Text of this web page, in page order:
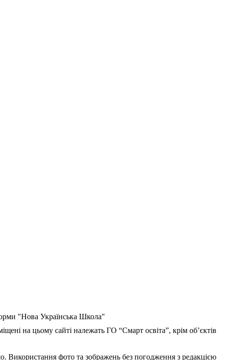
"Нова Українська Школа"
на цьому сайті належать ГО “Смарт освіта”, крім об’єктів
Використання фото та зображень без погодження з редакцією